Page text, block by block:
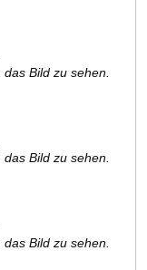
Bild zu sehen.
Bild zu sehen.
Bild zu sehen.